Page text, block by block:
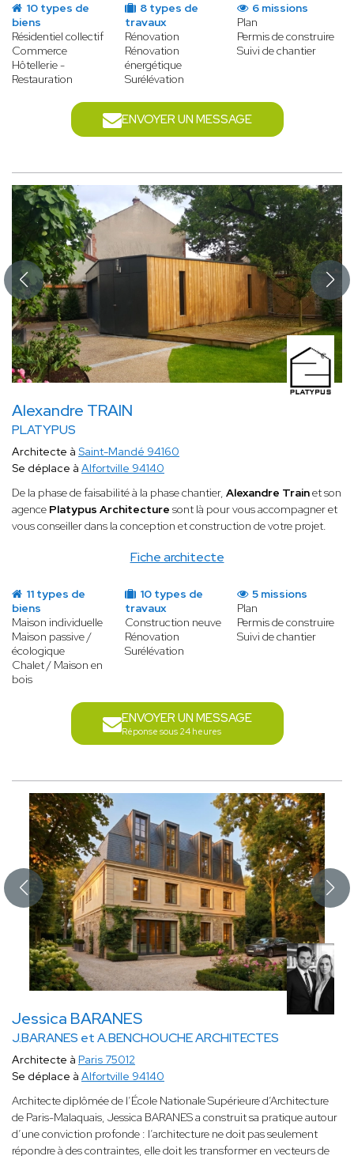
10 types de
biens
Résidentiel collectif
Commerce
Hôtellerie -
Restauration
8 types de
travaux
Rénovation
Rénovation
énergétique
Surélévation
6 missions
Plan
Permis de construire
Suivi de chantier
ENVOYER UN MESSAGE
Alexandre TRAIN
PLATYPUS
Fiche architecte
Architecte à Saint-Mandé 94160
Se déplace à Alfortville 94140
De la phase de faisabilité à la phase chantier, Alexandre Trainet son
agence Platypus Architecture sont là pour vous accompagner et
vous conseiller dans la conception et construction de votre projet.
11 types de
biens
Maison individuelle
Maison passive /
écologique
Chalet / Maison en
bois
10 types de
travaux
Construction neuve
Rénovation
Surélévation
5 missions
Plan
Permis de construire
Suivi de chantier
ENVOYER UN MESSAGE
Réponse sous 24 heures
Jessica BARANES
J.BARANES et A.BENCHOUCHE ARCHITECTES
Architecte à Paris 75012
Se déplace à Alfortville 94140
Architecte diplômée de l’École Nationale Supérieure d’Architecture
de Paris-Malaquais, Jessica BARANES a construit sa pratique autour
d’une conviction profonde : l’architecture ne doit pas seulement
répondre à des contraintes, elle doit les transformer en vecteurs de